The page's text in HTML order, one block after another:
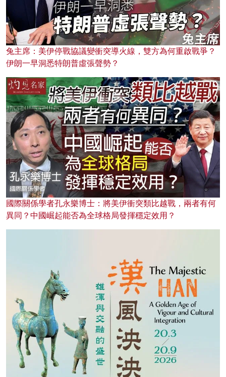
兔主席：美伊停戰協議變衝突導火線，雙方為何重啟戰爭？
伊朗一早洞悉特朗普虛張聲勢？
國際關係學者孔永樂博士：將美伊衝突類比越戰，兩者有何
異同？中國崛起能否為全球格局發揮穩定效用？